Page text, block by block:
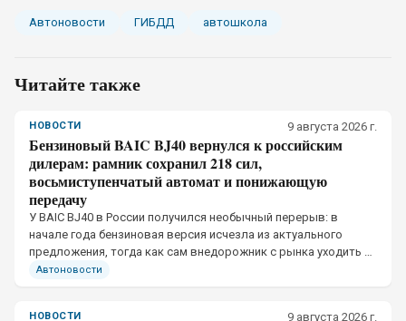
Автоновости ГИБДД автошкола
Читайте также
НОВОСТИ 9 августа 2026 г.
Бензиновый BAIC BJ40 вернулся к российским
дилерам: рамник сохранил 218 сил,
восьмиступенчатый автомат и понижающую
передачу
У BAIC BJ40 в России получился необычный перерыв: в
начале года бензиновая версия исчезла из актуального
предложения, тогда как сам внедорожник с рынка уходить не
собирался.
Автоновости
НОВОСТИ 9 августа 2026 г.